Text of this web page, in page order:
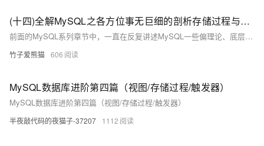
(十四)全解MySQL之各方位事无巨细的剖析存储过程与触发器！
前面的MySQL系列章节中，一直在反复讲述MySQL一些偏理论、底层的知识，很少有涉及到实用技巧的分享，而在本章中则会阐述MySQL一个特别实用的功能，即MySQL的存储过程和触发器。
竹子爱熊猫 606
MySQL数据库进阶第四篇（视图/存储过程/触发器）
MySQL数据库进阶第四篇（视图/存储过程/触发器）
半夜敲代码的夜猫子-37207 1112